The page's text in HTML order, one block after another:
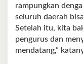
rampungkan
seluruh daerah
Setelah itu, kita
pengurus dan
mendatang,”